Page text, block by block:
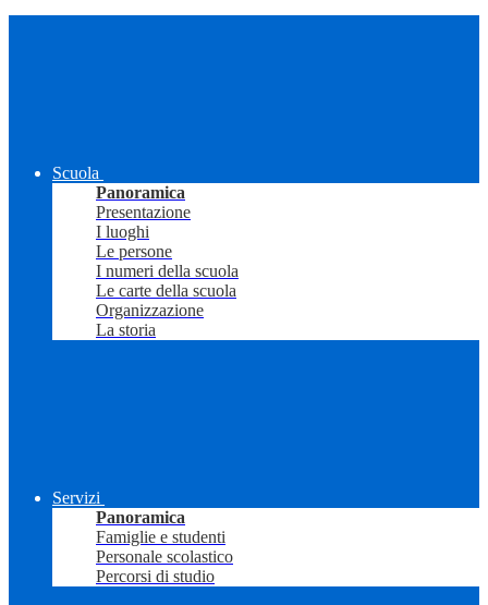
Scuola
Panoramica
Presentazione
I luoghi
Le persone
I numeri della scuola
Le carte della scuola
Organizzazione
La storia
Servizi
Panoramica
Famiglie e studenti
Personale scolastico
Percorsi di studio